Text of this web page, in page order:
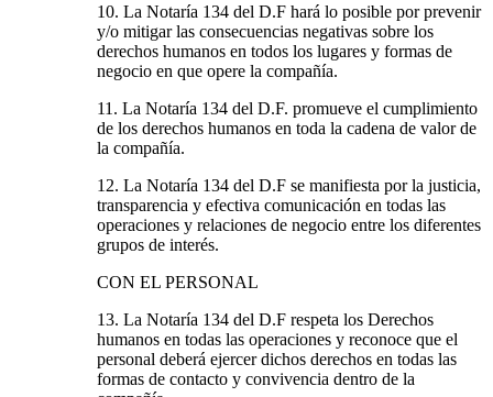
10. La Notaría 134 del D.F hará lo posible por prevenir
y/o mitigar las consecuencias negativas sobre los
derechos humanos en todos los lugares y formas de
negocio en que opere la compañía.
11. La Notaría 134 del D.F. promueve el cumplimiento
de los derechos humanos en toda la cadena de valor de
la compañía.
12. La Notaría 134 del D.F se manifiesta por la justicia,
transparencia y efectiva comunicación en todas las
operaciones y relaciones de negocio entre los diferentes
grupos de interés.
CON EL PERSONAL
13. La Notaría 134 del D.F respeta los Derechos
humanos en todas las operaciones y reconoce que el
personal deberá ejercer dichos derechos en todas las
formas de contacto y convivencia dentro de la